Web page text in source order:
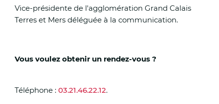
Vice-présidente de l'agglomération Grand Calais
Terres et Mers déléguée à la communication.
Vous voulez obtenir un rendez-vous ?
Téléphone : 03.21.46.22.12.